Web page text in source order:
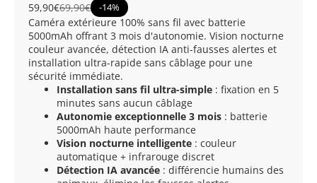
59,90€69,90€ -14%
Caméra extérieure 100% sans fil avec batterie
5000mAh offrant 3 mois d'autonomie. Vision nocturne
couleur avancée, détection IA anti-fausses alertes et
installation ultra-rapide sans câblage pour une
sécurité immédiate.
Installation sans fil ultra-simple : fixation en 5
minutes sans aucun câblage
Autonomie exceptionnelle 3 mois : batterie
5000mAh haute performance
Vision nocturne intelligente : couleur
automatique + infrarouge discret
Détection IA avancée : différencie humains des